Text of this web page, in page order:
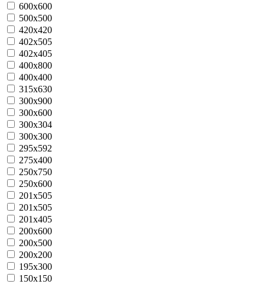
600x600
500x500
420х420
402x505
402x405
400х800
400x400
315x630
300x900
300x600
300x304
300x300
295x592
275x400
250x750
250x600
201x505
201х505
201x405
200x600
200x500
200x200
195х300
150x150